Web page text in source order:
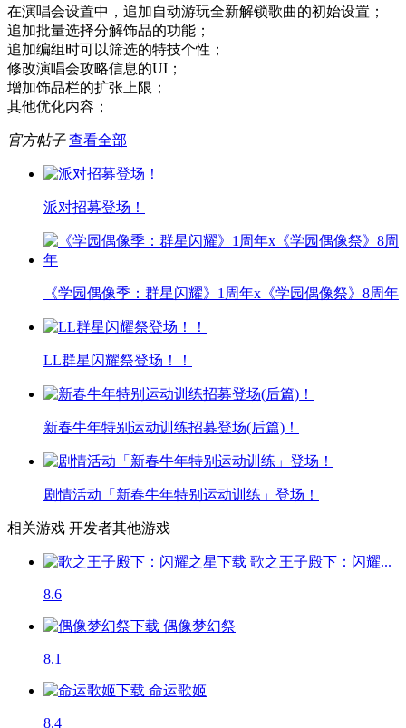
在演唱会设置中，追加自动游玩全新解锁歌曲的初始设置；
追加批量选择分解饰品的功能；
追加编组时可以筛选的特技个性；
修改演唱会攻略信息的UI；
增加饰品栏的扩张上限；
其他优化内容；
官方帖子 查看全部
派对招募登场！
《学园偶像季：群星闪耀》1周年x《学园偶像祭》8周年
LL群星闪耀祭登场！！
新春牛年特别运动训练招募登场(后篇)！
剧情活动「新春牛年特别运动训练」登场！
相关游戏 开发者其他游戏
歌之王子殿下：闪耀...
8.6
偶像梦幻祭
8.1
命运歌姬
8.4